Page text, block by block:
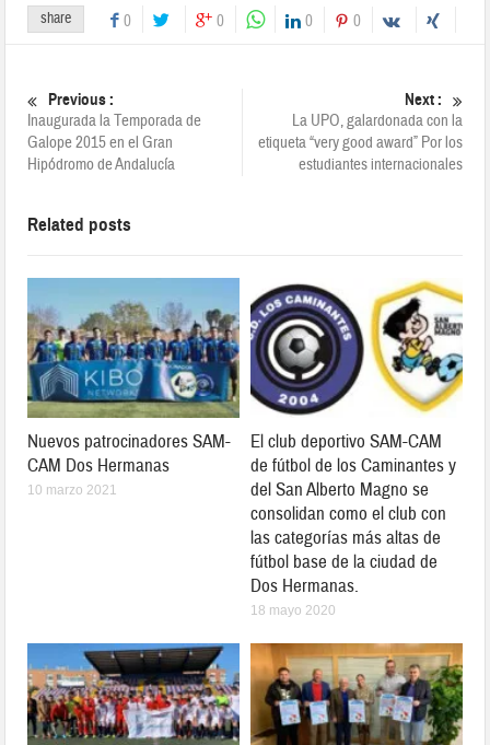
share 0 0 0 0
Previous :
Inaugurada la Temporada de
Galope 2015 en el Gran
Hipódromo de Andalucía
Next :
La UPO, galardonada con la
etiqueta “very good award” Por los
estudiantes internacionales
Related posts
Nuevos patrocinadores SAM-
CAM Dos Hermanas
10 marzo 2021
El club deportivo SAM-CAM
de fútbol de los Caminantes y
del San Alberto Magno se
consolidan como el club con
las categorías más altas de
fútbol base de la ciudad de
Dos Hermanas.
18 mayo 2020